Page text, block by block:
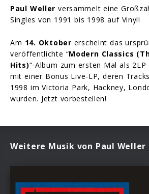
Paul Weller versammelt eine
Singles von 1991 bis 1998 auf Vinyl!
Am 14. Oktober erscheint das
veröffentlichte “Modern Classics
Hits)“-Album zum ersten Mal als 2LP
mit einer Bonus Live-LP, deren
1998 im Victoria Park, Hackney,
wurden. Jetzt vorbestellen!
Weitere Musik von Paul Weller